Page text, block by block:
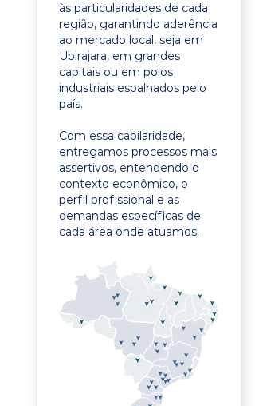
às particularidades de cada
região, garantindo aderência
ao mercado local, seja em
Ubirajara, em grandes
capitais ou em polos
industriais espalhados pelo
país.
Com essa capilaridade,
entregamos processos mais
assertivos, entendendo o
contexto econômico, o
perfil profissional e as
demandas específicas de
cada área onde atuamos.